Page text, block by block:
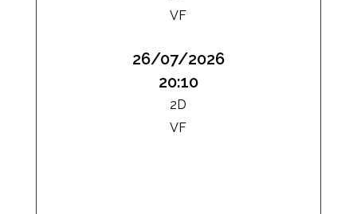
VF
26/07/2026
20:10
2D
VF